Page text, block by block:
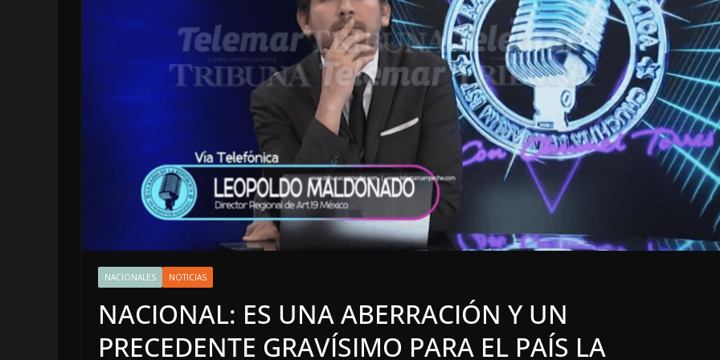
NACIONALES NOTICIAS
NACIONAL: ES UNA ABERRACIÓN Y UN
PRECEDENTE GRAVÍSIMO PARA EL PAÍS LA
OPINIÓN
LUSTRO PERDIDO
LOCALES OPINIÓN
EN LAS TRIPAS DEL
JAGUAR: 07 DE
AGOSTO DE 2026